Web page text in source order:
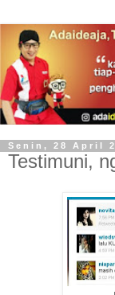
Senin, 28 April
Testimuni,